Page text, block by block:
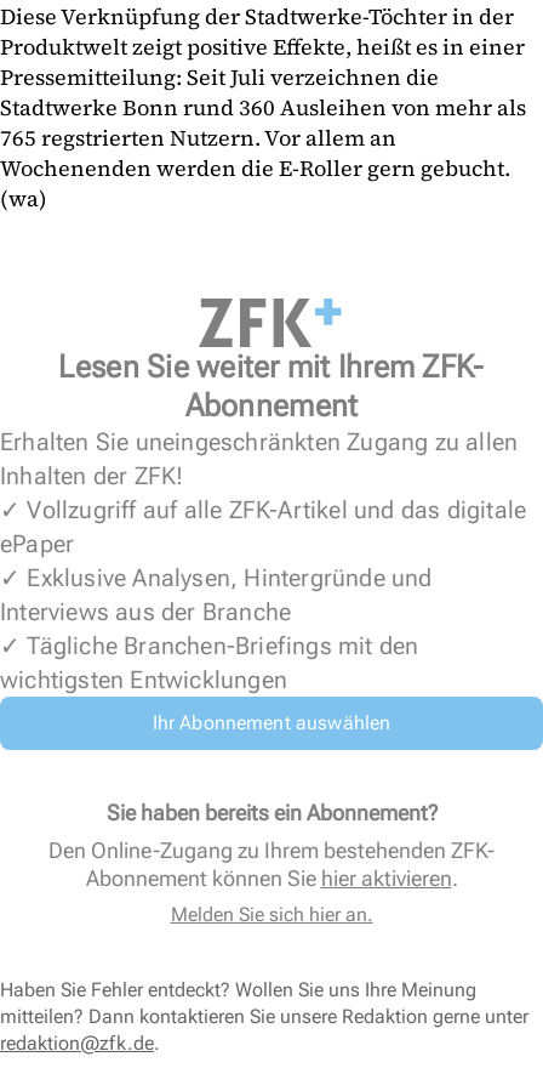
Diese Verknüpfung der Stadtwerke-Töchter in der
Produktwelt zeigt positive Effekte, heißt es in einer
Pressemitteilung: Seit Juli verzeichnen die
Stadtwerke Bonn rund 360 Ausleihen von mehr als
765 regstrierten Nutzern. Vor allem an
Wochenenden werden die E-Roller gern gebucht.
(wa)
Lesen Sie weiter mit Ihrem ZFK-
Abonnement
Erhalten Sie uneingeschränkten Zugang zu allen
Inhalten der ZFK!
✓ Vollzugriff auf alle ZFK-Artikel und das digitale
ePaper
✓ Exklusive Analysen, Hintergründe und
Interviews aus der Branche
✓ Tägliche Branchen-Briefings mit den
wichtigsten Entwicklungen
Ihr Abonnement auswählen
Sie haben bereits ein Abonnement?
Den Online-Zugang zu Ihrem bestehenden ZFK-
Abonnement können Sie hier aktivieren.
Melden Sie sich hier an.
Haben Sie Fehler entdeckt? Wollen Sie uns Ihre Meinung
mitteilen? Dann kontaktieren Sie unsere Redaktion gerne unter
redaktion@zfk.de.